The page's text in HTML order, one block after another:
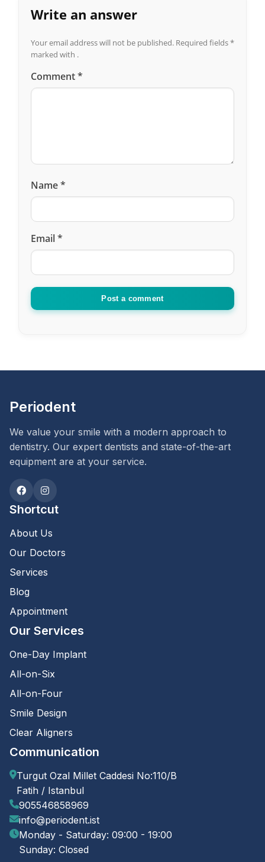
Write an answer
Your email address will not be published. Required fields*
marked with .
Comment*
Name*
Email*
Post a comment
Periodent
We value your smile with a modern approach to
dentistry. Our expert dentists and state-of-the-art
equipment are at your service.
Shortcut
About Us
Our Doctors
Services
Blog
Appointment
Our Services
One-Day Implant
All-on-Six
All-on-Four
Smile Design
Clear Aligners
Communication
Turgut Ozal Millet Caddesi No:110/B
Fatih / Istanbul
905546858969
info@periodent.ist
Monday - Saturday: 09:00 - 19:00
Sunday: Closed